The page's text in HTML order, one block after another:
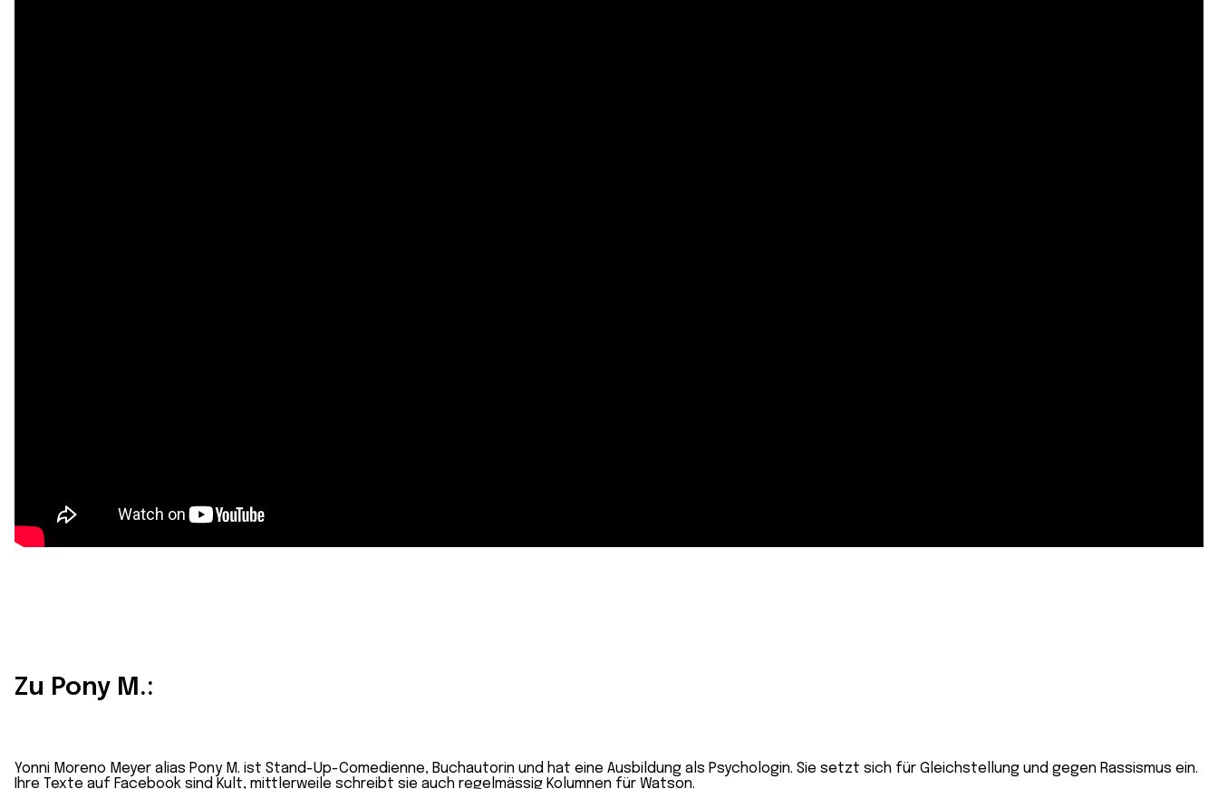
Zu Pony M.:
Yonni Moreno Meyer alias Pony M. ist Stand-Up-Comedienne, Buchautorin und hat eine Ausbildung als Psychologin. Sie setzt sich für Gleichstellung und gegen Rassismus ein.
Ihre Texte auf Facebook sind Kult, mittlerweile schreibt sie auch regelmässig Kolumnen für Watson.